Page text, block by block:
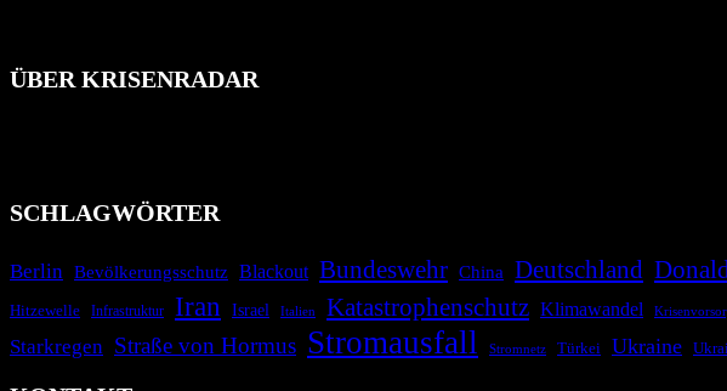
ÜBER KRISENRADAR
SCHLAGWÖRTER
Berlin Bevölkerungsschutz Blackout Bundeswehr China Deutschland
Hitzewelle Infrastruktur Iran Israel Italien Katastrophenschutz Klimawandel
Starkregen Straße von Hormus Stromausfall Stromnetz Türkei Ukraine